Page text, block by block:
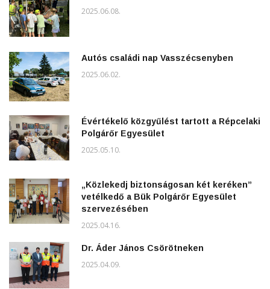
2025.06.08.
Autós családi nap Vasszécsenyben
2025.06.02.
Évértékelő közgyűlést tartott a Répcelaki
Polgárőr Egyesület
2025.05.10.
„Közlekedj biztonságosan két keréken”
vetélkedő a Bük Polgárőr Egyesület
szervezésében
2025.04.16.
Dr. Áder János Csörötneken
2025.04.09.